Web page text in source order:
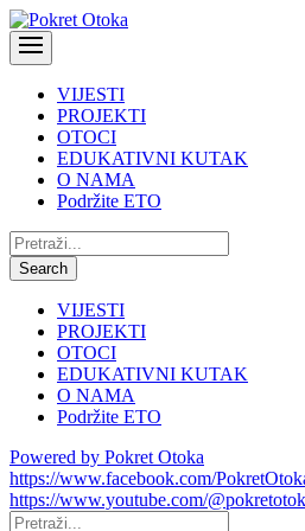
VIJESTI
PROJEKTI
OTOCI
EDUKATIVNI KUTAK
O NAMA
Podržite ETO
Pretraži:
Search
VIJESTI
PROJEKTI
OTOCI
EDUKATIVNI KUTAK
O NAMA
Podržite ETO
Powered by Pokret Otoka
https://www.facebook.com/
https://www.youtube.com/
Pretraži: